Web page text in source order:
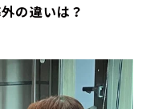
の違いは？